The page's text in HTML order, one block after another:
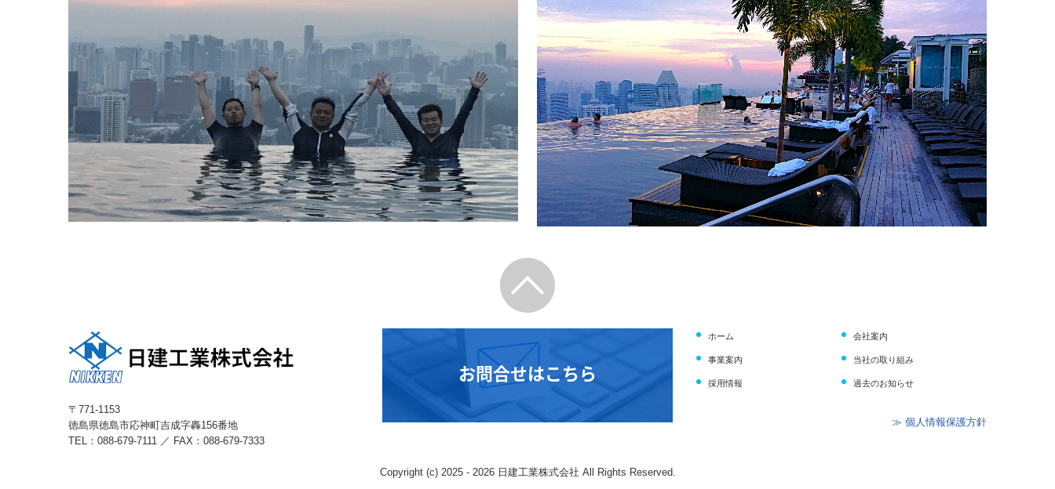
〒771-1153
徳島県徳島市応神町吉成字轟156番地
TEL： 088-679-7111 ／ FAX：088-679-7333
お問合せはこちら
ホーム 会社案内
事業案内 当社の取り組み
採用情報 過去のお知らせ
≫ 個人情報保護方針
Copyright (c) 2025 - 2026 日建工業株式会社 All Rights Reserved.